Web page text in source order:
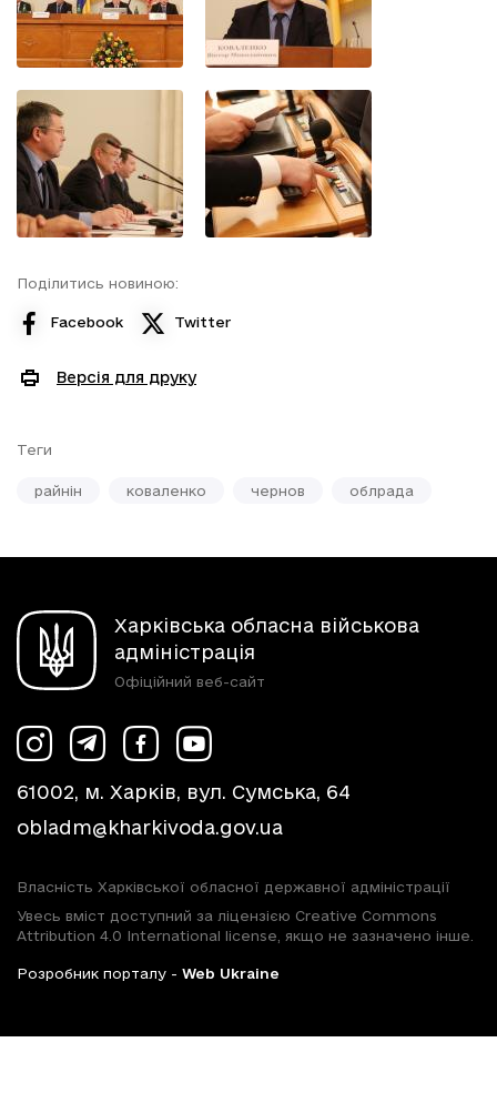
Поділитись новиною:
Facebook Twitter
Версія для друку
Теги
райнін коваленко чернов облрада
Харківська обласна військова
адміністрація
Офіційний веб-сайт
61002, м. Харків, вул. Сумська, 64
obladm@kharkivoda.gov.ua
Власність Харківської обласної державної адміністрації
Увесь вміст доступний за ліцензією Creative Commons
Attribution 4.0 International license, якщо не зазначено інше.
Розробник порталу - Web Ukraine